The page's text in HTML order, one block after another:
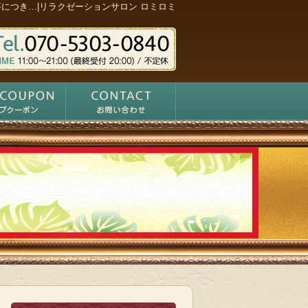
つき…|リラクゼーションサロン ロミロミ